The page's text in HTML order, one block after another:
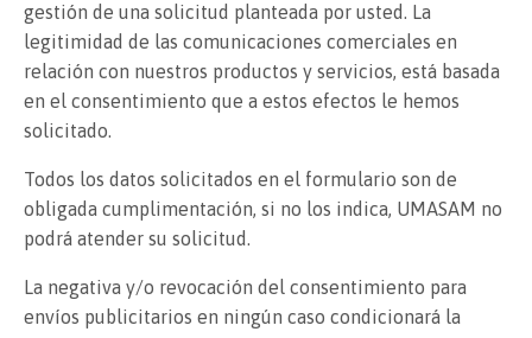
gestión de una solicitud planteada por usted. La
legitimidad de las comunicaciones comerciales en
relación con nuestros productos y servicios, está basada
en el consentimiento que a estos efectos le hemos
solicitado.
Todos los datos solicitados en el formulario son de
obligada cumplimentación, si no los indica, UMASAM no
podrá atender su solicitud.
La negativa y/o revocación del consentimiento para
envíos publicitarios en ningún caso condicionará la